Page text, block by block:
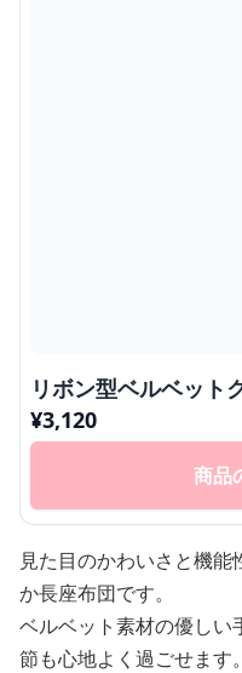
リボン型ベルベット
¥3,120
商品
見た目のかわいさと機
か長座布団です。
ベルベット素材の優しい
節も心地よく過ごせます。